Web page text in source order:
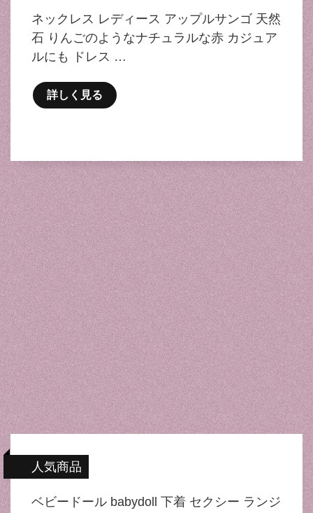
ネックレス レディース アップルサンゴ 天然
石 りんごのようなナチュラルな赤 カジュア
ルにも ドレス …
詳しく見る
人気商品
ベビードール babydoll 下着 セクシー ランジ